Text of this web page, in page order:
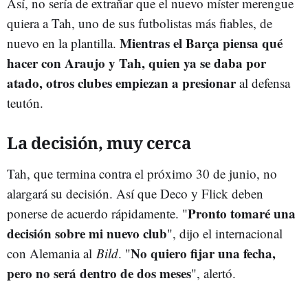
quiera a Tah, uno de sus futbolistas más fiables, de
nuevo en la plantilla. Mientras el Barça piensa qué
hacer con Araujo y Tah, quien ya se daba por
atado, otros clubes empiezan a presionaral defensa
teutón.
La decisión, muy cerca
Tah, que termina contra el próximo 30 de junio, no
alargará su decisión. Así que Deco y Flick deben
ponerse de acuerdo rápidamente. "Pronto tomaré una
decisión sobre mi nuevo club", dijo el internacional
con Alemania al Bild. "No quiero fijar una fecha,
pero no será dentro de dos meses", alertó.